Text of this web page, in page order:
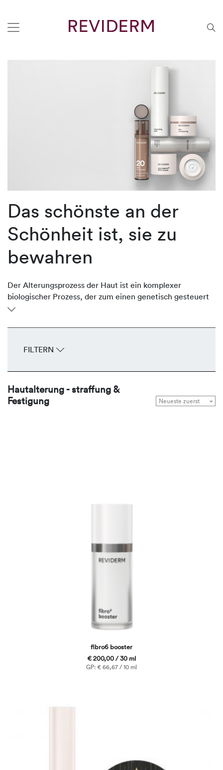
Das schönste an der
Schönheit ist, sie zu
bewahren
Der Alterungsprozess der Haut ist ein komplexer
biologischer Prozess, der zum einen genetisch gesteuert
(Zeitalterung) und zum anderen durch Umweltfaktoren
Prozesse prägen das Erscheinungsbild der Haut und
Elastizitäts- und Konturverlust sowie Hautverfärbungen
Regenerationsmechanismen anregen, die hauteigene
Kollagenproduktion stimulieren, Falten korrigieren, die
FILTERN
Hautalterung - straffung &
Festigung
fibro6 booster
€ 200,00 / 30 ml
GP: € 66,67 / 10 ml